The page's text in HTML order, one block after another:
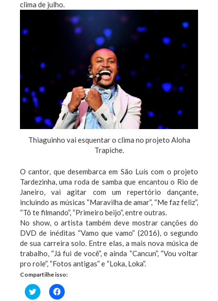
clima de julho.
Thiaguinho vai esquentar o clima no projeto Aloha
Trapiche.
O cantor, que desembarca em São Luís com o projeto
Tardezinha, uma roda de samba que encantou o Rio de
Janeiro, vai agitar com um repertório dançante,
incluindo as músicas “Maravilha de amar”, “Me faz feliz”,
“Tô te filmando”, “Primeiro beijo”, entre outras.
No show, o artista também deve mostrar canções do
DVD de inéditas “Vamo que vamo” (2016), o segundo
de sua carreira solo. Entre elas, a mais nova música de
trabalho, “Já fui de você”, e ainda “Cancun”, “Vou voltar
pro role”, “Fotos antigas” e “Loka, Loka”.
Compartilhe isso:
Clique
para
Clique
para